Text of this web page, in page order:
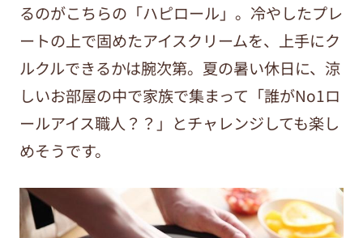
るのがこちらの「ハピロール」。冷やしたプレ
ートの上で固めたアイスクリームを、上手にク
ルクルできるかは腕次第。夏の暑い休日に、涼
しいお部屋の中で家族で集まって「誰がNo1ロ
ールアイス職人？？」とチャレンジしても楽し
めそうです。